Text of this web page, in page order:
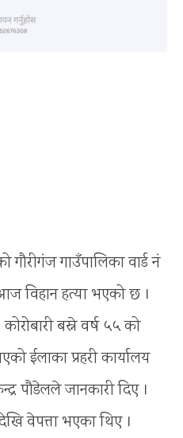
गौरीगंज गाउँपालिका वार्ड नं
विहान हत्या भएको छ ।
बस्ने वर्ष ५५ को
ईलाका प्रहरी कार्यालय
पौडेलले जानकारी दिए ।
वेपत्ता भएका थिए ।